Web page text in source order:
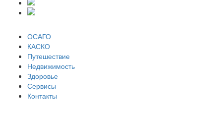
ОСАГО
КАСКО
Путешествие
Недвижимость
Здоровье
Сервисы
Контакты